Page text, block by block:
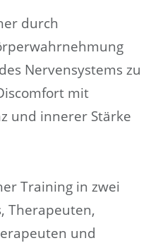
durch
Nervensystems zu
mit
und innerer Stärke
Training in zwei
Therapeuten,
und